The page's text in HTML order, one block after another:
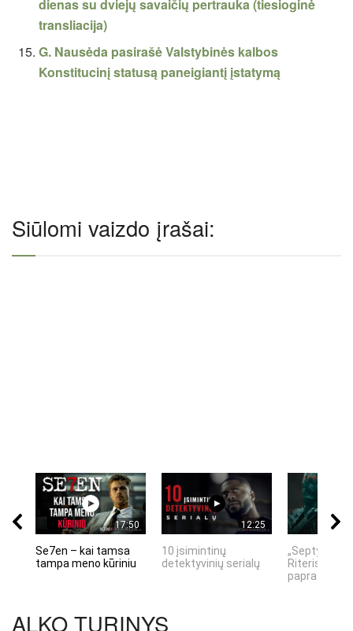
dienas su dviejų savaičių pertrauka (tiesioginė
transliacija)
G. Nausėda pasirašė Valstybinės kalbos
Konstitucinį statusą paneigiantį įstatymą
Siūlomi vaizdo įrašai:
17:50
Se7en – kai tamsa
tampa meno kūriniu
12:25
10 įsimintinų
detektyvinių serialų
„Septynių
Riteris" – kai
ALKO TURINYS